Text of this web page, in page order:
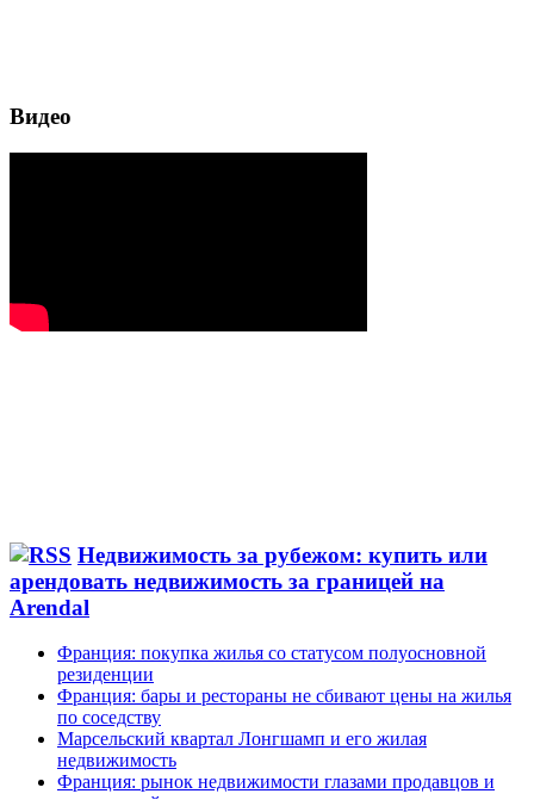
Видео
Недвижимость за рубежом: купить или
арендовать недвижимость за границей на
Arendal
Франция: покупка жилья со статусом полуосновной
резиденции
Франция: бары и рестораны не сбивают цены на жилья
по соседству
Марсельский квартал Лонгшамп и его жилая
недвижимость
Франция: рынок недвижимости глазами продавцов и